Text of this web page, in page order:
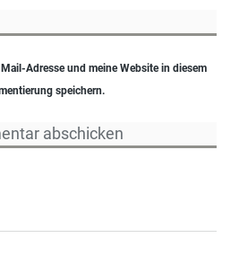
Adresse und meine Website in diesem
speichern.